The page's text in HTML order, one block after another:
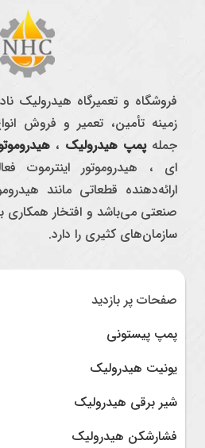
زمینه تأمین، تعمیر و فروش
جملهپمپ هیدرولیک ،
ای ، هیدروموتور اینترموت
ارائه‌دهنده قطعاتی مانند
صنعتی می‌باشد و افتخار همکاری
سازمان‌های کثیری را دارد.
صفحات پر بازدید
پمپ پیستونی
یونیت هیدرولیک
شیر برقی هیدرولیک
فشارشکن هیدرولیک